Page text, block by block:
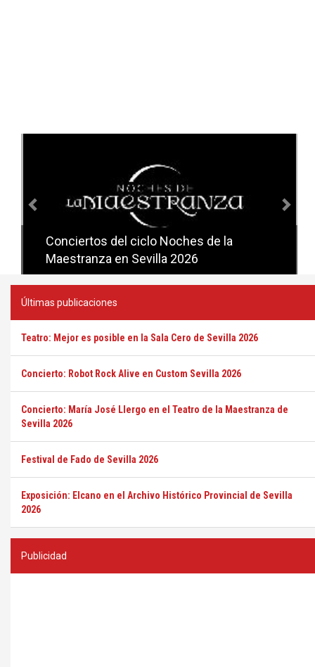
Conciertos del ciclo Noches de la
Maestranza en Sevilla 2026
Conciertos del ciclo Candlelight en
Sevilla
Últimas publicaciones
Teatro: Mejor es posible en la Sala Cero de Sevilla 2026
Concierto: Robot Rock Alive en Custom Sevilla 2026
Concierto: María José Llergo en el Teatro de la Maestranza de
Sevilla 2026
Festival de Fado de Sevilla 2026
Exposición: Elcano en el Archivo Histórico Provincial de Sevilla
2026
Publicidad